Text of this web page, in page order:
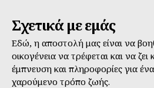
Σχετικά με εμάς
Εδώ, η αποστολή μας είναι να
οικογένεια να τρέφεται και να
έμπνευση και πληροφορίες για
χαρούμενο τρόπο ζωής.